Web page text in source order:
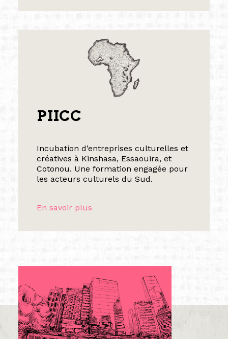
PIICC
Incubation d’entreprises culturelles et
créatives à Kinshasa, Essaouira, et
Cotonou. Une formation engagée pour
les acteurs culturels du Sud.
En savoir plus